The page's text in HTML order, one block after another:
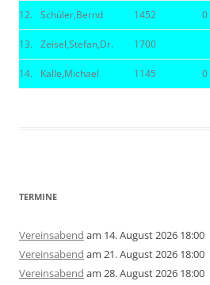
12. Schüler,Bernd 1452 0
13. Zeisel,Stefan,Dr. 1700
14. Kalle,Michael 1145 0
TERMINE
Vereinsabend am 14. August 2026 18:00
Vereinsabend am 21. August 2026 18:00
Vereinsabend am 28. August 2026 18:00